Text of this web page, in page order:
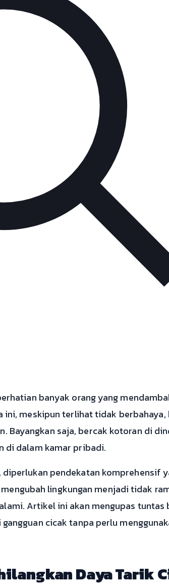
banyak orang yang
ini, meskipun terlihat tidak
Bayangkan saja, bercak kotoran di
di dalam kamar pribadi.
pendekatan komprehensif
lingkungan menjadi tidak
Artikel ini akan mengupas
cicak tanpa perlu
Daya Tarik